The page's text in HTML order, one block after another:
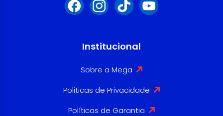
Institucional
Sobre a Mega
Politicas de Privacidade
Políticas de Garantia